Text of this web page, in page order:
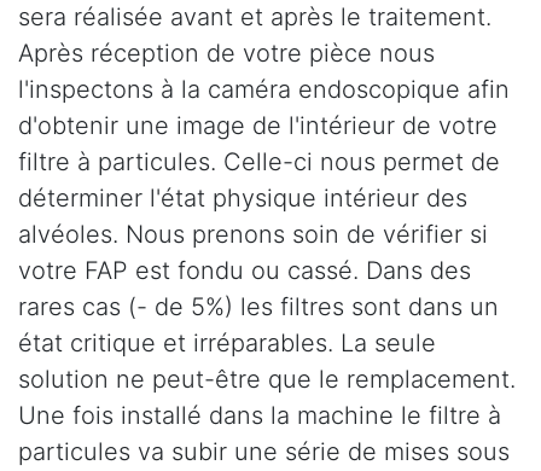
sera réalisée avant et après le traitement.
Après réception de votre pièce nous
l'inspectons à la caméra endoscopique afin
d'obtenir une image de l'intérieur de votre
filtre à particules. Celle-ci nous permet de
déterminer l'état physique intérieur des
alvéoles. Nous prenons soin de vérifier si
votre FAP est fondu ou cassé. Dans des
rares cas (- de 5%) les filtres sont dans un
état critique et irréparables. La seule
solution ne peut-être que le remplacement.
Une fois installé dans la machine le filtre à
particules va subir une série de mises sous